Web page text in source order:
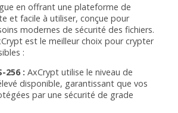
en offrant une plateforme de
et facile à utiliser, conçue pour
modernes de sécurité des fichiers.
est le meilleur choix pour crypter
:
256 : AxCrypt utilise le niveau de
disponible, garantissant que vos
par une sécurité de grade